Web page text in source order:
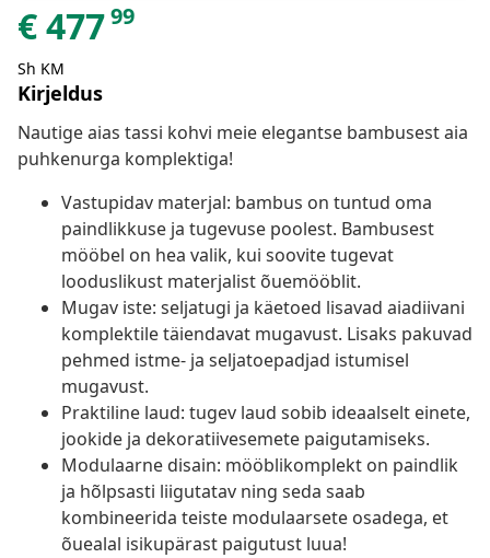
€47799
Sh KM
Kirjeldus
Nautige aias tassi kohvi meie elegantse bambusest aia
puhkenurga komplektiga!
Vastupidav materjal: bambus on tuntud oma
paindlikkuse ja tugevuse poolest. Bambusest
mööbel on hea valik, kui soovite tugevat
looduslikust materjalist õuemööblit.
Mugav iste: seljatugi ja käetoed lisavad aiadiivani
komplektile täiendavat mugavust. Lisaks pakuvad
pehmed istme- ja seljatoepadjad istumisel
mugavust.
Praktiline laud: tugev laud sobib ideaalselt einete,
jookide ja dekoratiivesemete paigutamiseks.
Modulaarne disain: mööblikomplekt on paindlik
ja hõlpsasti liigutatav ning seda saab
kombineerida teiste modulaarsete osadega, et
õuealal isikupärast paigutust luua!